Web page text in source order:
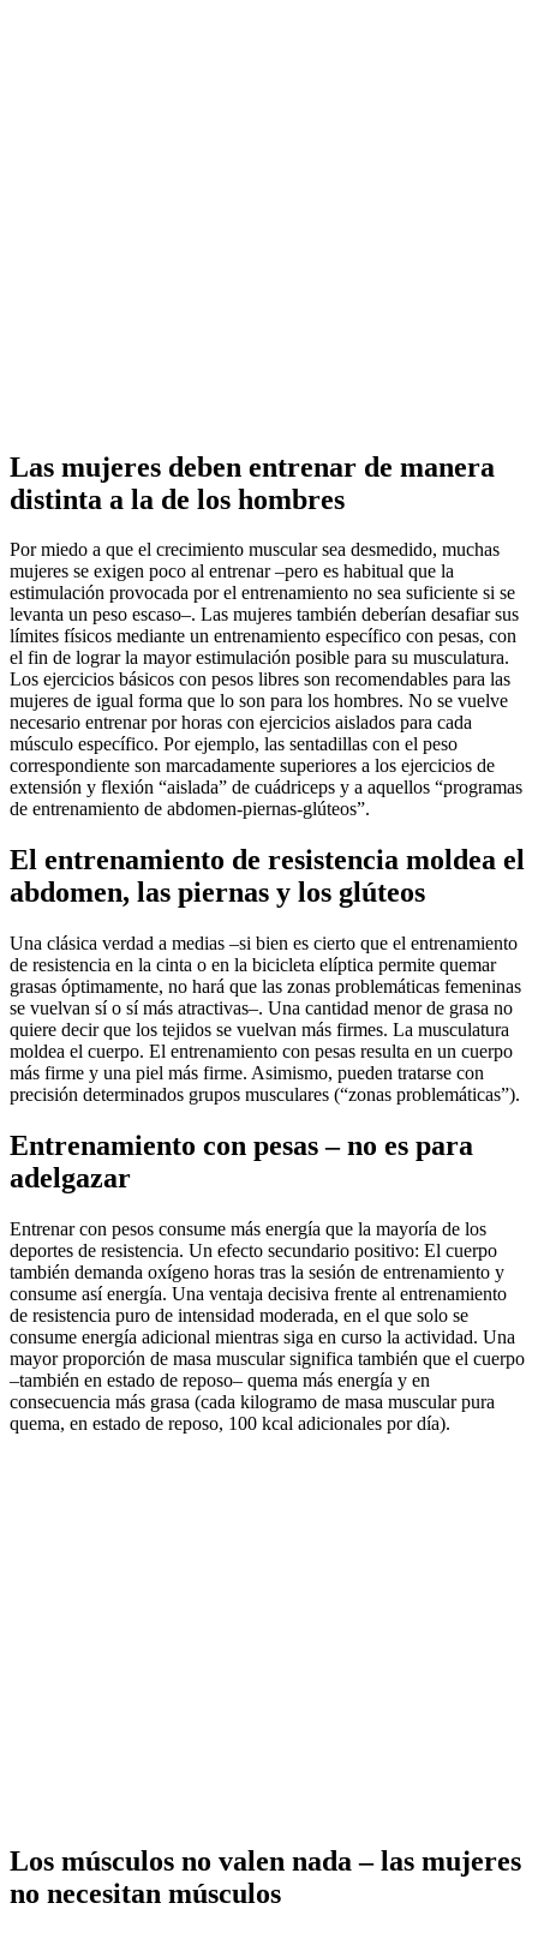
Las mujeres deben entrenar de manera
distinta a la de los hombres
Por miedo a que el crecimiento muscular sea desmedido, muchas
mujeres se exigen poco al entrenar –pero es habitual que la
estimulación provocada por el entrenamiento no sea suficiente si se
levanta un peso escaso–. Las mujeres también deberían desafiar sus
límites físicos mediante un entrenamiento específico con pesas, con
el fin de lograr la mayor estimulación posible para su musculatura.
Los ejercicios básicos con pesos libres son recomendables para las
mujeres de igual forma que lo son para los hombres. No se vuelve
necesario entrenar por horas con ejercicios aislados para cada
músculo específico. Por ejemplo, las sentadillas con el peso
correspondiente son marcadamente superiores a los ejercicios de
extensión y flexión “aislada” de cuádriceps y a aquellos “programas
de entrenamiento de abdomen-piernas-glúteos”.
El entrenamiento de resistencia moldea el
abdomen, las piernas y los glúteos
Una clásica verdad a medias –si bien es cierto que el entrenamiento
de resistencia en la cinta o en la bicicleta elíptica permite quemar
grasas óptimamente, no hará que las zonas problemáticas femeninas
se vuelvan sí o sí más atractivas–. Una cantidad menor de grasa no
quiere decir que los tejidos se vuelvan más firmes. La musculatura
moldea el cuerpo. El entrenamiento con pesas resulta en un cuerpo
más firme y una piel más firme. Asimismo, pueden tratarse con
precisión determinados grupos musculares (“zonas problemáticas”).
Entrenamiento con pesas – no es para
adelgazar
Entrenar con pesos consume más energía que la mayoría de los
deportes de resistencia. Un efecto secundario positivo: El cuerpo
también demanda oxígeno horas tras la sesión de entrenamiento y
consume así energía. Una ventaja decisiva frente al entrenamiento
de resistencia puro de intensidad moderada, en el que solo se
consume energía adicional mientras siga en curso la actividad. Una
mayor proporción de masa muscular significa también que el cuerpo
–también en estado de reposo– quema más energía y en
consecuencia más grasa (cada kilogramo de masa muscular pura
quema, en estado de reposo, 100 kcal adicionales por día).
Los músculos no valen nada – las mujeres
no necesitan músculos